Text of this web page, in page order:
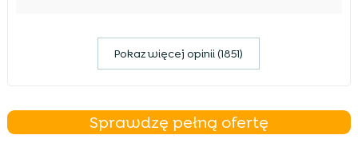
Pokaz więcej opinii (1851)
Sprawdzę pełną ofertę